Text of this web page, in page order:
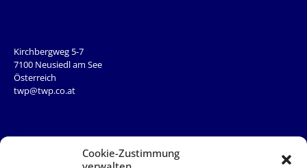
Cookie-Zustimmung
Kirchbergweg 5-7
7100 Neusiedl am See
Österreich
twp@twp.co.at